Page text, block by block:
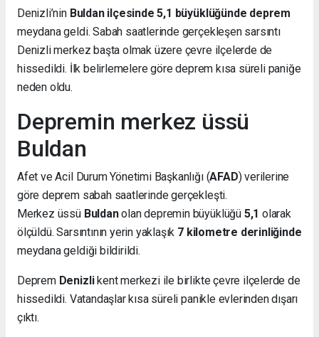
Denizli’nin Buldan ilçesinde 5,1 büyüklüğünde deprem
meydana geldi. Sabah saatlerinde gerçekleşen sarsıntı
Denizli merkez başta olmak üzere çevre ilçelerde de
hissedildi. İlk belirlemelere göre deprem kısa süreli paniğe
neden oldu.
Depremin merkez üssü
Buldan
Afet ve Acil Durum Yönetimi Başkanlığı (AFAD) verilerine
göre deprem sabah saatlerinde gerçekleşti.
Merkez üssü Buldanolan depremin büyüklüğü 5,1 olarak
ölçüldü. Sarsıntının yerin yaklaşık 7 kilometre derinliğinde
meydana geldiği bildirildi.
Deprem Denizlikent merkezi ile birlikte çevre ilçelerde de
hissedildi. Vatandaşlar kısa süreli panikle evlerinden dışarı
çıktı.